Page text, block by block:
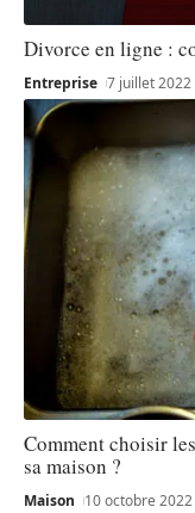
Divorce en ligne :
Entreprise 7 juillet 2022
Comment choisir
sa maison ?
Maison 10 octobre 2022